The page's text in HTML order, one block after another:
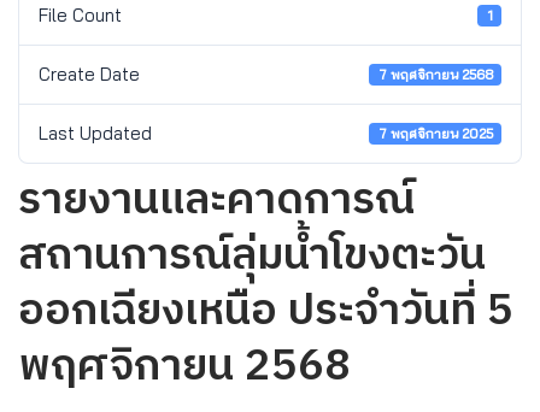
File Count 1
Create Date 7 พฤศจิกายน 2568
Last Updated 7 พฤศจิกายน 2025
รายงานและคาดการณ์
สถานการณ์ลุ่มน้ำโขงตะวัน
ออกเฉียงเหนือ ประจำวันที่ 5
พฤศจิกายน 2568